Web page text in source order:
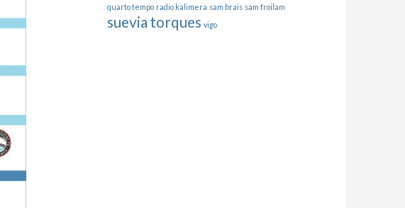
quarto tempo radio kalimera sam brais sam froilam
suevia torques vigo